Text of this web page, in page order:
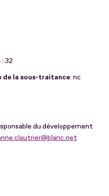
: 32
de la sous-traitance: nc
du développement